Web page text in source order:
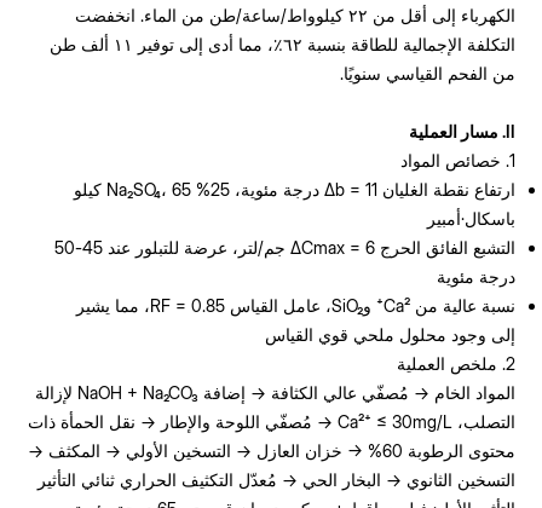
الكهرباء إلى أقل من ٢٢ كيلوواط/ساعة/طن من الماء. انخفضت
التكلفة الإجمالية للطاقة بنسبة ٦٢٪، مما أدى إلى توفير ١١ ألف طن
من الفحم القياسي سنويًا.
II. مسار العملية
1. خصائص المواد
ارتفاع نقطة الغليان Δb = 11 درجة مئوية، 25% Na₂SO₄، 65 كيلو
باسكال·أمبير
التشبع الفائق الحرج ΔCmax = 6 جم/لتر، عرضة للتبلور عند 45-50
درجة مئوية
نسبة عالية من Ca²⁺ وSiO₂، عامل القياس RF = 0.85، مما يشير
إلى وجود محلول ملحي قوي القياس
2. ملخص العملية
المواد الخام → مُصفّي عالي الكثافة → إضافة NaOH + Na₂CO₃ لإزالة
التصلب، Ca²⁺ ≤ 30mg/L → مُصفّي اللوحة والإطار → نقل الحمأة ذات
محتوى الرطوبة 60% → خزان العازل → التسخين الأولي → المكثف →
التسخين الثانوي → البخار الحي → مُعدّل التكثيف الحراري ثنائي التأثير